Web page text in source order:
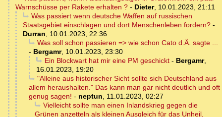
Warnschüsse per Rakete erhalten ? - Dieter, 10.01.2023, 21:11
Was passiert wenn deutsche Waffen auf russischen
Staatsgebiet einschlagen und dort Menschenleben fordern? -
Durran, 10.01.2023, 22:36
Was soll schon passieren => wie schon Cato d.Ä. sagte ...
- Bergamr, 10.01.2023, 23:30
Ein Blockwart hat mir eine PM geschickt- Bergamr,
16.01.2023, 19:20
"Alleine aus historischer Sicht sollte sich Deutschland aus
allem heraushalten." Das kann man gar nicht deutlich und oft
genug sagen! - neptun, 11.01.2023, 02:27
Vielleicht sollte man einen Inlandskrieg gegen die
Grünen anzetteln als kleinen Ausgleich für das Unheil,